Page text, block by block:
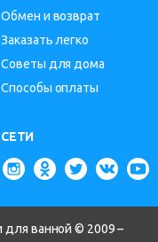
Обмен и возврат
Заказать легко
Советы для дома
Способы оплаты
для ванной © 2009 –